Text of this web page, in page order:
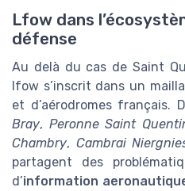
Lfow dans
défense
Au delà du cas de Saint
lfow s’inscrit dans un
et d’aérodromes français.
Bray, Peronne Saint
Chambry, Cambrai
partagent des
d’information